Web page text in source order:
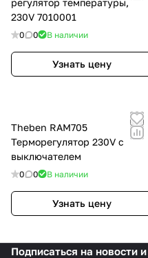
230V 7010001
0 0 В наличии
Узнать цену
Theben RAM705
Терморегулятор 230V c
выключателем
0 0 В наличии
Узнать цену
Подписаться на новости